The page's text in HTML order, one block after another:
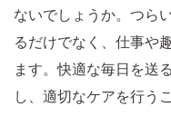
ないでしょうか。つら
るだけでなく、仕事や
ます。快適な毎日を送
し、適切なケアを行う